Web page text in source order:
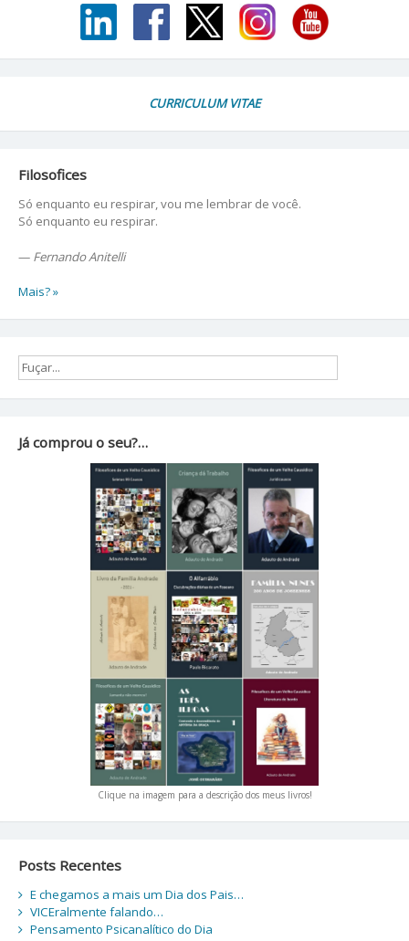
CURRICULUM VITAE
Filosofices
Só enquanto eu respirar, vou me lembrar de você.
Só enquanto eu respirar.
— Fernando Anitelli
Mais? »
Já comprou o seu?…
Clique na imagem para a descrição dos meus livros!
Posts Recentes
E chegamos a mais um Dia dos Pais…
VICEralmente falando…
Pensamento Psicanalítico do Dia